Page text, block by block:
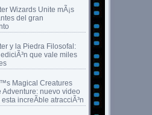
Wizards Unite mÃ¡s
del gran
y la Piedra Filosofal:
que vale miles
Magical Creatures
Adventure: nuevo video
increÃ­ble atracciÃ³n